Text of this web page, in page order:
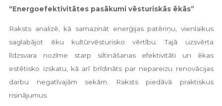
“Energoefektivitātes pasākumi vēsturiskās ēkās”
Raksts analizē, kā samazināt enerģijas patēriņu, vienlaikus
saglabājot ēku kultūrvēsturisko vērtību. Tajā uzsvērta
līdzsvara nozīme starp siltināšanas efektivitāti un ēkas
estētisko izskatu, kā arī brīdināts par nepareizu renovācijas
darbu negatīvajām sekām. Raksts piedāvā praktiskus
risinājumus.